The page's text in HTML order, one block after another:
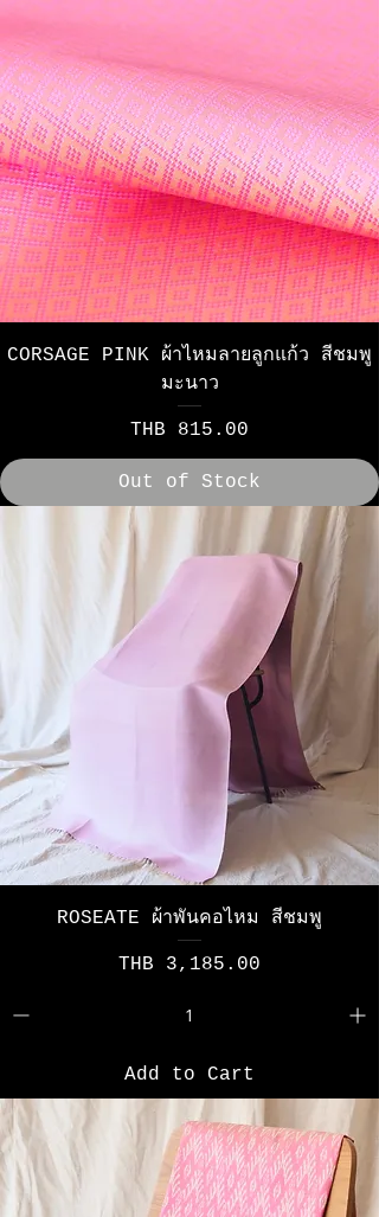
CORSAGE PINK ผ้าไหมลายลูกแก้ว สีชมพู
มะนาว
Price
THB 815.00
Out of Stock
ROSEATE ผ้าพันคอไหม สีชมพู
Price
THB 3,185.00
Add to Cart